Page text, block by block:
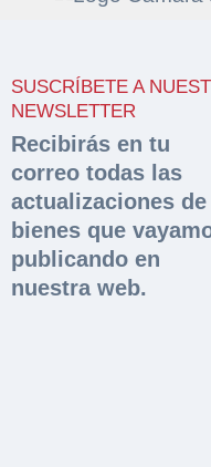
SUSCRÍBETE A
NEWSLETTER
Recibirás en tu
correo todas las
actualizaciones de
bienes que
publicando en
nuestra web.
sobre
Rellene este
enlace para
Nombre y
Hacer
Razón social*
Teléfono*
Nombre y Apellidos*
Sobre Merfinsa
Venta de bienes
Vehículos